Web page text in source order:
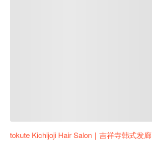
tokute Kichijoji Hair Salon｜吉祥寺韩式发廊